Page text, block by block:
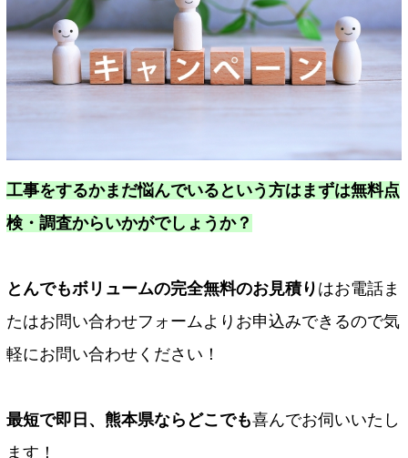
工事をするかまだ悩んでいるという方はまずは無料点
検・調査からいかがでしょうか？
とんでもボリュームの完全無料のお見積り はお電話ま
たはお問い合わせフォームよりお申込みできるので気
軽にお問い合わせください！
最短で即日、熊本県ならどこでも喜んでお伺いいたし
ます！